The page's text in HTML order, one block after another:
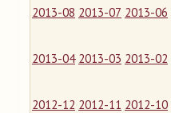
2013-08 2013-07 2013-06
2013-04 2013-03 2013-02
2012-12 2012-11 2012-10